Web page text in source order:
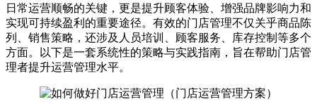
日常运营顺畅的关键，更是提升顾客体验、增强品牌影响力和
实现可持续盈利的重要途径。有效的门店管理不仅关乎商品陈
列、销售策略，还涉及人员培训、顾客服务、库存控制等多个
方面。以下是一套系统性的策略与实践指南，旨在帮助门店管
理者提升运营管理水平。